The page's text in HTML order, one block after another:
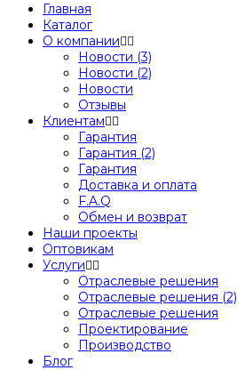
Главная
Каталог
О компании
Новости (3)
Новости (2)
Новости
Отзывы
Клиентам
Гарантия
Гарантия (2)
Гарантия
Доставка и оплата
F.A.Q
Обмен и возврат
Наши проекты
Оптовикам
Услуги
Отраслевые решения
Отраслевые решения (2)
Отраслевые решения
Проектирование
Производство
Блог